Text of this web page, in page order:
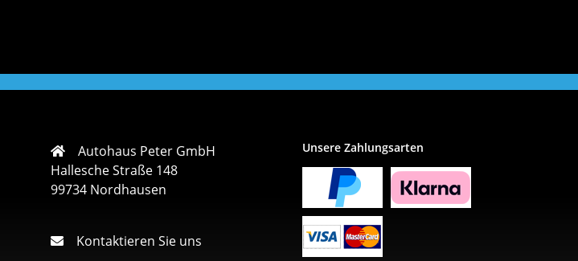
Autohaus Peter GmbH
Hallesche Straße 148
99734 Nordhausen
Kontaktieren Sie uns
Unsere Zahlungsarten